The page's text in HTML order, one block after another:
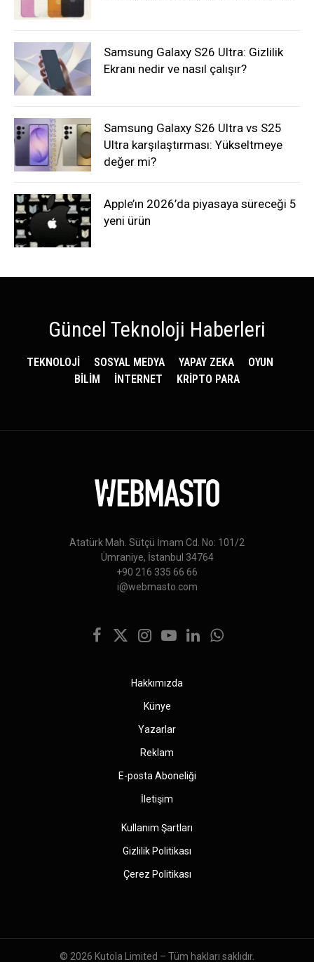
Samsung Galaxy S26 Ultra: Gizlilik
Ekranı nedir ve nasıl çalışır?
Samsung Galaxy S26 Ultra vs S25
Ultra karşılaştırması: Yükseltmeye
değer mi?
Apple’ın 2026’da piyasaya süreceği 5
yeni ürün
Güncel Teknoloji Haberleri
TEKNOLOJİ SOSYAL MEDYA YAPAY ZEKA
OYUN
BİLİM
İNTERNET KRİPTO PARA
Atatürk Mah. Sütçü İmam Cd. No: 101/2
Ümraniye, İstanbul 34764
+90 216 335 66 66
i@webmasto.com
Facebook
X
Instagram
YouTubeLinkedInWhatsApp
Hakkımızda
Künye
Yazarlar
Reklam
E-posta Aboneliği
İletişim
Kullanım Şartları
Gizlilik Politikası
Çerez Politikası
© 2026 Kutola Limited – Tüm hakları saklıdır.